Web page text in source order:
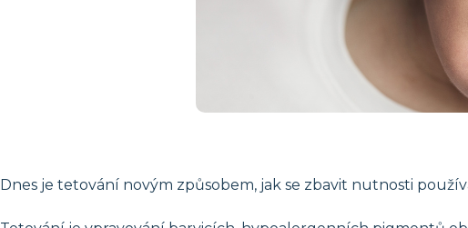
Dnes je tetování novým způsobem, jak se zbavit nutnosti